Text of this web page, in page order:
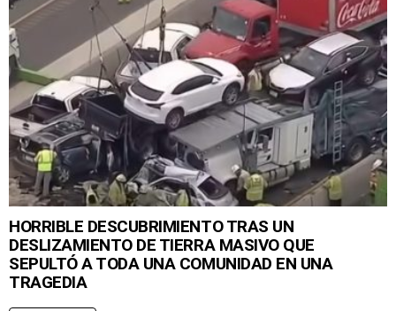
HORRIBLE DESCUBRIMIENTO TRAS UN
DESLIZAMIENTO DE TIERRA MASIVO QUE
SEPULTÓ A TODA UNA COMUNIDAD EN UNA
TRAGEDIA